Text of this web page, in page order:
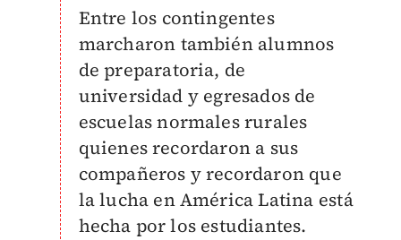
Entre los contingentes
marcharon también alumnos
de preparatoria, de
universidad y egresados de
escuelas normales rurales
quienes recordaron a sus
compañeros y recordaron que
la lucha en América Latina está
hecha por los estudiantes.